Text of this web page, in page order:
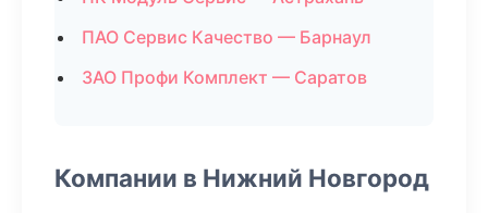
ПАО Сервис Качество — Барнаул
ЗАО Профи Комплект — Саратов
Компании в Нижний Новгород